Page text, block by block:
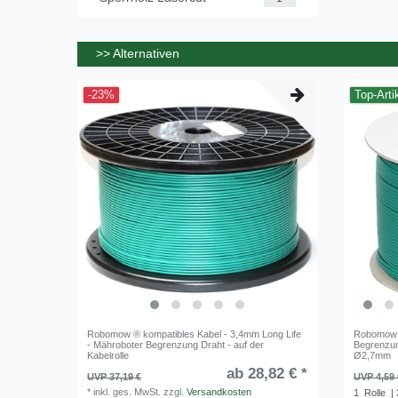
>> Alternativen
-23%
Robomow ® kompatibles Kabel - 3,4mm Long Life
- Mähroboter Begrenzung Draht - auf der
Kabelrolle
UVP 37,19 €
ab 28,82 € *
*inkl. ges. MwSt. zzgl.Versandkosten
Top-
Ø2,7mm
UVP 4,59
1 Rolle |